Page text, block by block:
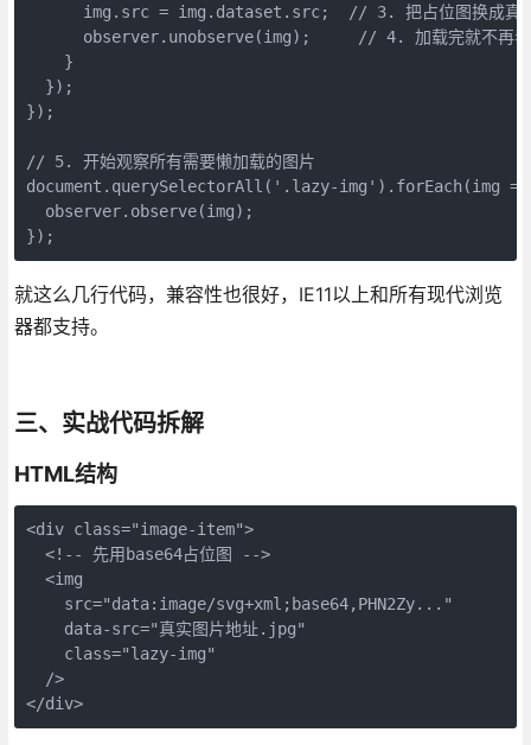
img.src = img.dataset.src;  // 3. 把占位图换成真
observer.unobserve(img);     // 4. 加载完就不再看
    }
  });
});
// 5. 开始观察所有需要懒加载的图片
document.querySelectorAll('.lazy-img').forEach(img
  observer.observe(img);
});
就这么几行代码，兼容性也很好，IE11以上和所有现代浏览
器都支持。
三、实战代码拆解
HTML结构
<div class="image-item">
  <!-- 先用base64占位图 -->
  <img
    src="data:image/svg+xml;base64,PHN2Zy..."
    data-src="真实图片地址.jpg"
    class="lazy-img"
  />
</div>